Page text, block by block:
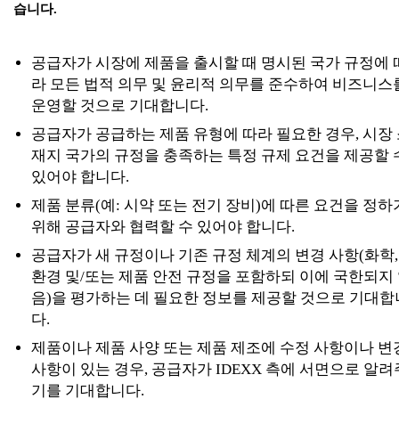
습니다.
공급자가 시장에 제품을 출시할 때 명시된 국가 규정에
라 모든 법적 의무 및 윤리적 의무를 준수하여 비즈니스
운영할 것으로 기대합니다.
공급자가 공급하는 제품 유형에 따라 필요한 경우, 시장
재지 국가의 규정을 충족하는 특정 규제 요건을 제공할
있어야 합니다.
제품 분류(예: 시약 또는 전기 장비)에 따른 요건을 정하
위해 공급자와 협력할 수 있어야 합니다.
공급자가 새 규정이나 기존 규정 체계의 변경 사항(화학,
환경 및/또는 제품 안전 규정을 포함하되 이에 국한되지
음)을 평가하는 데 필요한 정보를 제공할 것으로 기대합
다.
제품이나 제품 사양 또는 제품 제조에 수정 사항이나 변
사항이 있는 경우, 공급자가 IDEXX 측에 서면으로 알려
기를 기대합니다.